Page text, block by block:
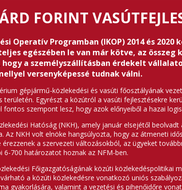
FORINT
Operatív Programban (IKOP) 2014 és
egészében le van már kötve, az
a személyszállításban érdekelt
versenyképessé tudnak válni.
gépjármű-közlekedési és vasúti főosztályának
Egyrészt a közútról a vasúti fejlesztésekre
szempont lesz, hogy azok előnyeiből a hazai
Hatóság (NKH), amely január elsejétől beolvadt
Az NKH volt elnöke hangsúlyozta, hogy az átmeneti
a szervezeti változásokból, az ügyeket
6-700 határozatot hoznak az NFM-ben.
Főigazgatóságának közúti közlekedéspolitikai
a közúti közlekedésre vonatkozó uniós
gyakorlására, valamint a vezetési és pihenőidőre